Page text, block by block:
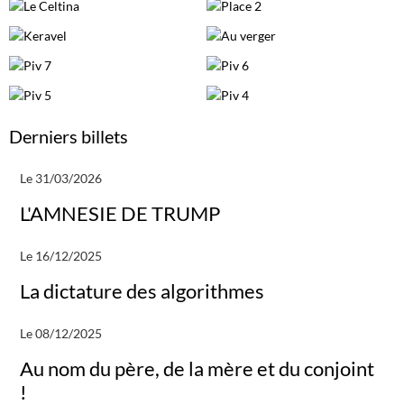
Derniers billets
Le 31/03/2026
L'AMNESIE DE TRUMP
Le 16/12/2025
La dictature des algorithmes
Le 08/12/2025
Au nom du père, de la mère et du conjoint
!